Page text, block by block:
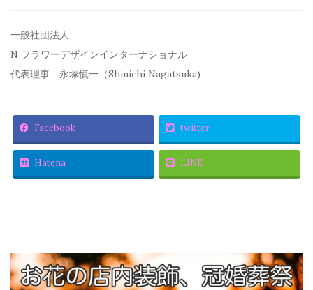
一般社団法人
N フラワーデザインインターナショナル
代表理事 永塚慎一（Shinichi Nagatsuka)
Facebook twitter
Hatena LINE